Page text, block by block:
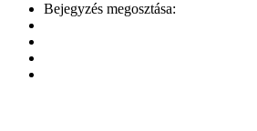
Bejegyzés megosztása: